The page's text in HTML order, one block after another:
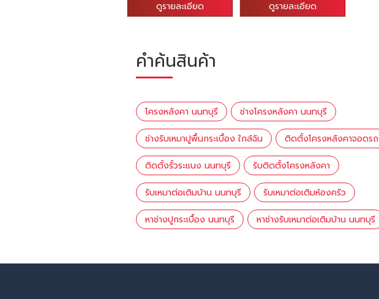
ดูรายละเอียด ดูรายละเอียด
คำค้นสินค้า
โครงหลังคา นนทบุรี ช่างโครงหลังคา นนทบุรี
ช่างรับเหมาปูพื้นกระเบื้อง ใกล้ฉัน ติดตั้งโครงหลังคาจอดรถ
ติดตั้งรั้วระแนง นนทบุรี รับติดตั้งโครงหลังคา
รับเหมาต่อเติมบ้าน นนทบุรี รับเหมาต่อเติมห้องครัว
หาช่างปูกระเบื้อง นนทบุรี หาช่างรับเหมาต่อเติมบ้าน นนทบุรี